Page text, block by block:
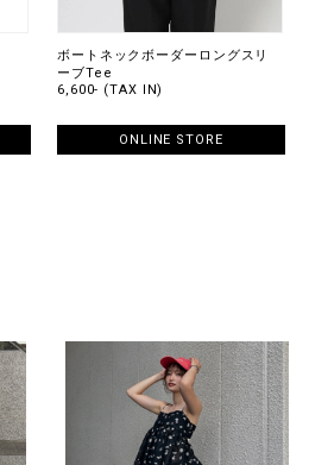
ボートネックボーダーロングスリ
ーブTee
6,600- (TAX IN)
ONLINE STORE